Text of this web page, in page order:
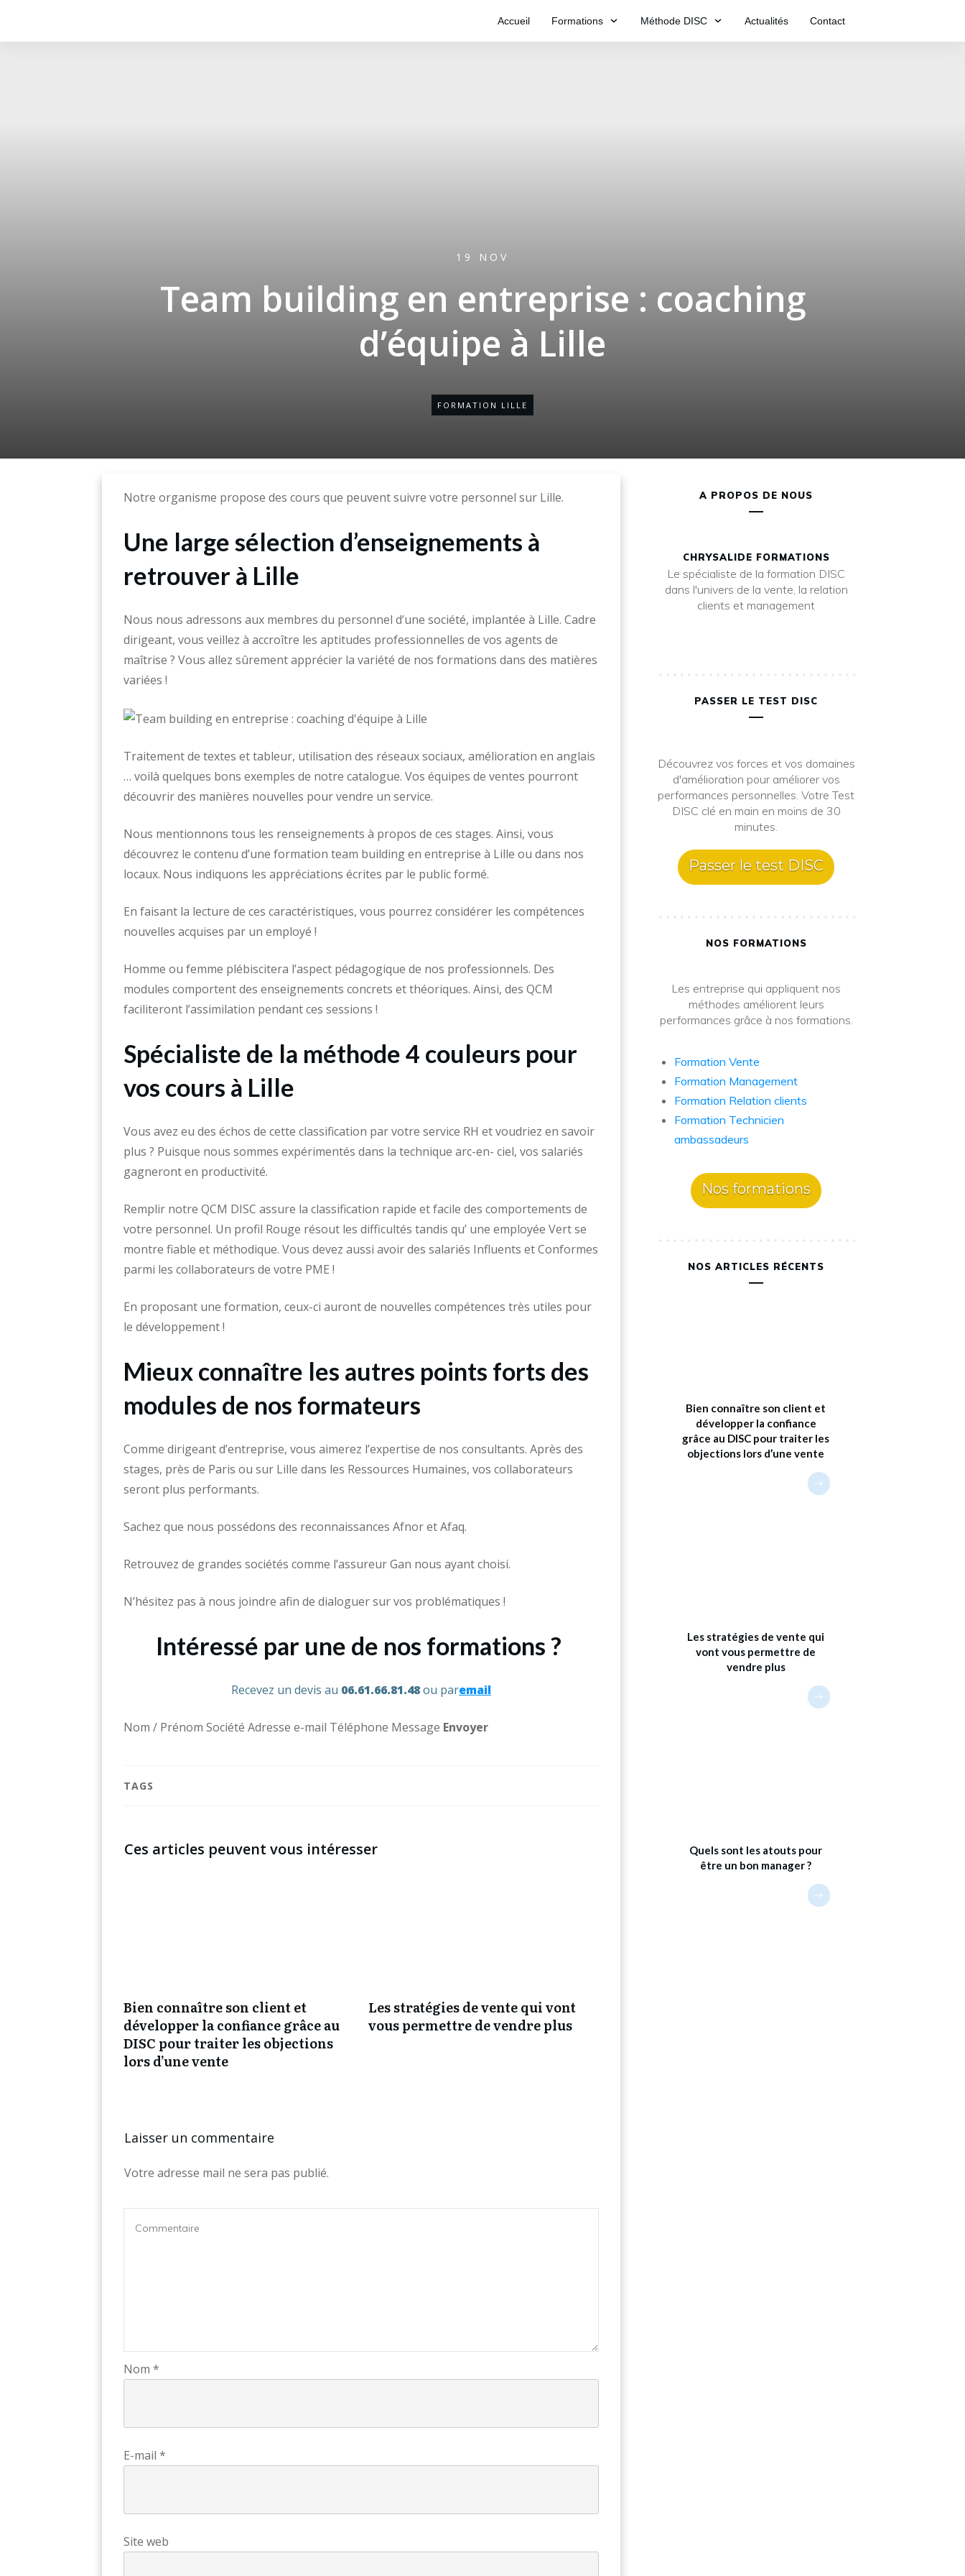
Accueil Formations Méthode DISC Actualités Contact
19 NOV
Team building en entreprise : coaching
d’équipe à Lille
FORMATION LILLE
Notre organisme propose des cours que peuvent suivre votre personnel sur Lille.
Une large sélection d’enseignements à
retrouver à Lille
Nous nous adressons aux membres du personnel d’une société, implantée à Lille. Cadre
dirigeant, vous veillez à accroître les aptitudes professionnelles de vos agents de
maîtrise ? Vous allez sûrement apprécier la variété de nos formations dans des matières
variées !
Traitement de textes et tableur, utilisation des réseaux sociaux, amélioration en anglais
… voilà quelques bons exemples de notre catalogue. Vos équipes de ventes pourront
découvrir des manières nouvelles pour vendre un service.
Nous mentionnons tous les renseignements à propos de ces stages. Ainsi, vous
découvrez le contenu d’une formation team building en entreprise à Lille ou dans nos
locaux. Nous indiquons les appréciations écrites par le public formé.
En faisant la lecture de ces caractéristiques, vous pourrez considérer les compétences
nouvelles acquises par un employé !
Homme ou femme plébiscitera l’aspect pédagogique de nos professionnels. Des
modules comportent des enseignements concrets et théoriques. Ainsi, des QCM
faciliteront l’assimilation pendant ces sessions !
Spécialiste de la méthode 4 couleurs pour
vos cours à Lille
Vous avez eu des échos de cette classification par votre service RH et voudriez en savoir
plus ? Puisque nous sommes expérimentés dans la technique arc-en- ciel, vos salariés
gagneront en productivité.
Remplir notre QCM DISC assure la classification rapide et facile des comportements de
votre personnel. Un profil Rouge résout les difficultés tandis qu’ une employée Vert se
montre fiable et méthodique. Vous devez aussi avoir des salariés Influents et Conformes
parmi les collaborateurs de votre PME !
En proposant une formation, ceux-ci auront de nouvelles compétences très utiles pour
le développement !
Mieux connaître les autres points forts des
modules de nos formateurs
Comme dirigeant d’entreprise, vous aimerez l’expertise de nos consultants. Après des
stages, près de Paris ou sur Lille dans les Ressources Humaines, vos collaborateurs
seront plus performants.
Sachez que nous possédons des reconnaissances Afnor et Afaq.
Retrouvez de grandes sociétés comme l’assureur Gan nous ayant choisi.
N’hésitez pas à nous joindre afin de dialoguer sur vos problématiques !
Intéressé par une de nos formations ?
Recevez un devis au 06.61.66.81.48ou paremail
Nom / Prénom Société Adresse e-mail Téléphone Message ​ Envoyer
TAGS
Ces articles peuvent vous intéresser
Bien connaître son client et
développer la confiance grâce au
DISC pour traiter les objections
lors d’une vente
Les stratégies de vente qui vont
vous permettre de vendre plus
Laisser un commentaire
Votre adresse mail ne sera pas publié.
Nom *
E-mail *
Site web
A PROPOS DE NOUS
CHRYSALIDE FORMATIONS
Le spécialiste de la formation DISC
dans l'univers de la vente, la relation
clients et management
PASSER LE TEST DISC
Découvrez vos forces et vos domaines
d'amélioration pour améliorer vos
performances personnelles. Votre Test
DISC clé en main en moins de 30
minutes.
Passer le test DISC
NOS FORMATIONS
Les entreprise qui appliquent nos
méthodes améliorent leurs
performances grâce à nos formations.
Formation Vente
Formation Management
Formation Relation clients
Formation Technicien
ambassadeurs
Nos formations
NOS ARTICLES RÉCENTS
Bien connaître son client et
développer la confiance
grâce au DISC pour traiter les
objections lors d’une vente
Les stratégies de vente qui
vont vous permettre de
vendre plus
Quels sont les atouts pour
être un bon manager ?